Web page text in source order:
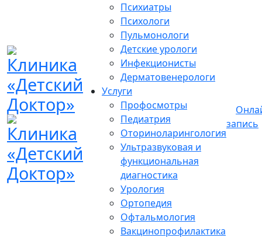
Психиатры
Психологи
Пульмонологи
Детские урологи
Инфекционисты
Дерматовенерологи
Услуги
Профосмотры
Педиатрия
Оториноларингология
Ультразвуковая и
функциональная
диагностика
Урология
Ортопедия
Офтальмология
Вакцинопрофилактика
запись